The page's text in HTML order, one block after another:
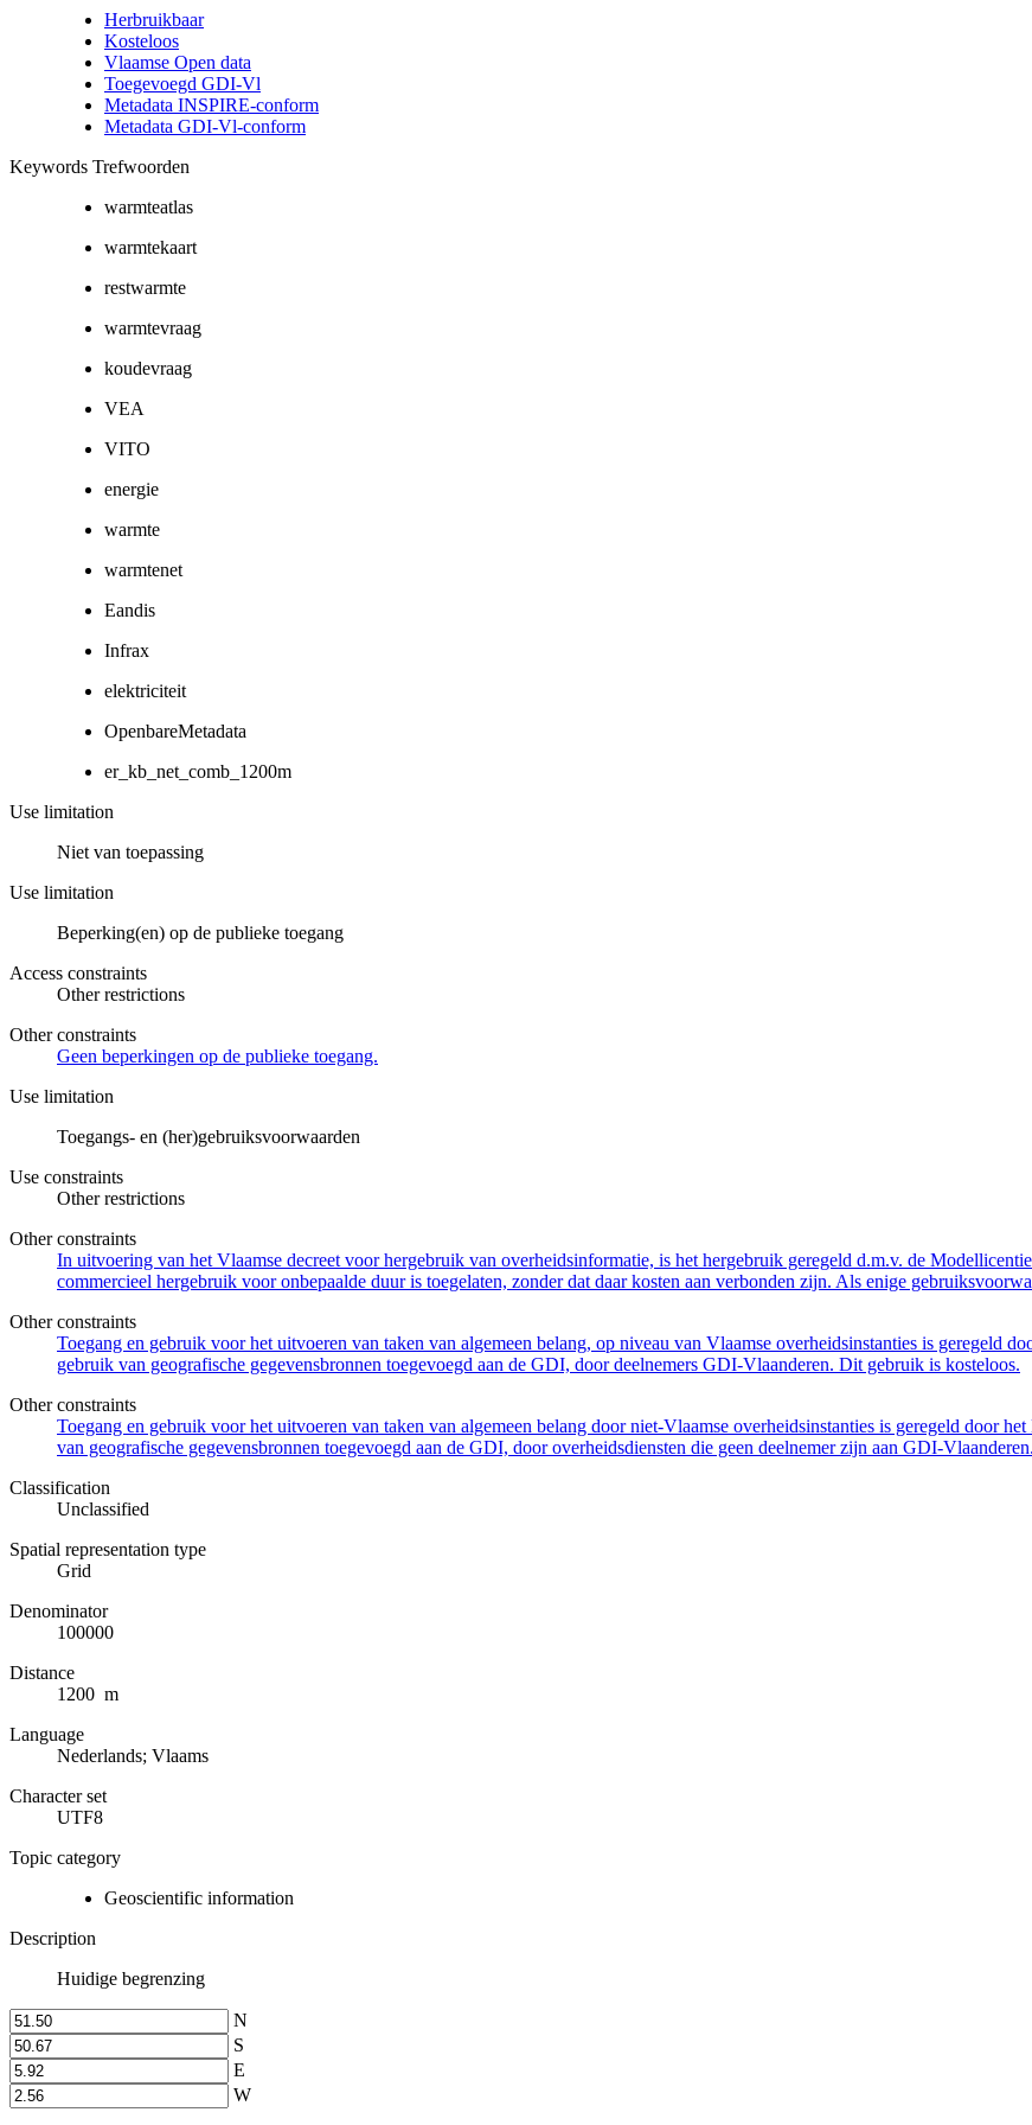
Herbruikbaar
Kosteloos
Vlaamse Open data
Toegevoegd GDI-Vl
Metadata INSPIRE-conform
Metadata GDI-Vl-conform
Keywords Trefwoorden
warmteatlas
warmtekaart
restwarmte
warmtevraag
koudevraag
VEA
VITO
energie
warmte
warmtenet
Eandis
Infrax
elektriciteit
OpenbareMetadata
er_kb_net_comb_1200m
Use limitation
Niet van toepassing
Use limitation
Beperking(en) op de publieke toegang
Access constraints
Other restrictions
Other constraints
Geen beperkingen op de publieke toegang.
Use limitation
Toegangs- en (her)gebruiksvoorwaarden
Use constraints
Other restrictions
Other constraints
In uitvoering van het Vlaamse decreet voor hergebruik van overheidsinformatie, is het hergebruik geregeld d.m.v. de
commercieel hergebruik voor onbepaalde duur is toegelaten, zonder dat daar kosten aan verbonden zijn. Als enige
Other constraints
Toegang en gebruik voor het uitvoeren van taken van algemeen belang, op niveau van Vlaamse overheidsinstanties is geregeld
gebruik van geografische gegevensbronnen toegevoegd aan de GDI, door deelnemers GDI-Vlaanderen. Dit gebruik is kosteloos.
Other constraints
Toegang en gebruik voor het uitvoeren van taken van algemeen belang door niet-Vlaamse overheidsinstanties is geregeld door
van geografische gegevensbronnen toegevoegd aan de GDI, door overheidsdiensten die geen deelnemer zijn aan GDI-
Classification
Unclassified
Spatial representation type
Grid
Denominator
100000
Distance
1200 m
Language
Nederlands; Vlaams
Character set
UTF8
Topic category
Geoscientific information
Description
Huidige begrenzing
N
S
E
W